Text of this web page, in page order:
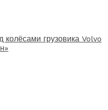
грузовика Volvo